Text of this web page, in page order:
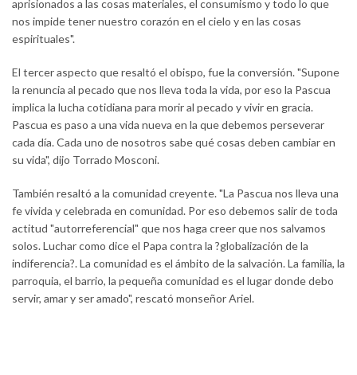
aprisionados a las cosas materiales, el consumismo y todo lo que
nos impide tener nuestro corazón en el cielo y en las cosas
espirituales".
El tercer aspecto que resaltó el obispo, fue la conversión. "Supone
la renuncia al pecado que nos lleva toda la vida, por eso la Pascua
implica la lucha cotidiana para morir al pecado y vivir en gracia.
Pascua es paso a una vida nueva en la que debemos perseverar
cada día. Cada uno de nosotros sabe qué cosas deben cambiar en
su vida", dijo Torrado Mosconi.
También resaltó a la comunidad creyente. "La Pascua nos lleva una
fe vivida y celebrada en comunidad. Por eso debemos salir de toda
actitud "autorreferencial" que nos haga creer que nos salvamos
solos. Luchar como dice el Papa contra la ?globalización de la
indiferencia?. La comunidad es el ámbito de la salvación. La familia, la
parroquia, el barrio, la pequeña comunidad es el lugar donde debo
servir, amar y ser amado", rescató monseñor Ariel.